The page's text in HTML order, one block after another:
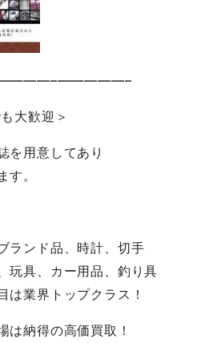
大歓迎＞
を用意してあり
。
ランド品、時計、切手
玩具、カー用品、釣り具
は業界トップクラス！
は納得の高価買取！